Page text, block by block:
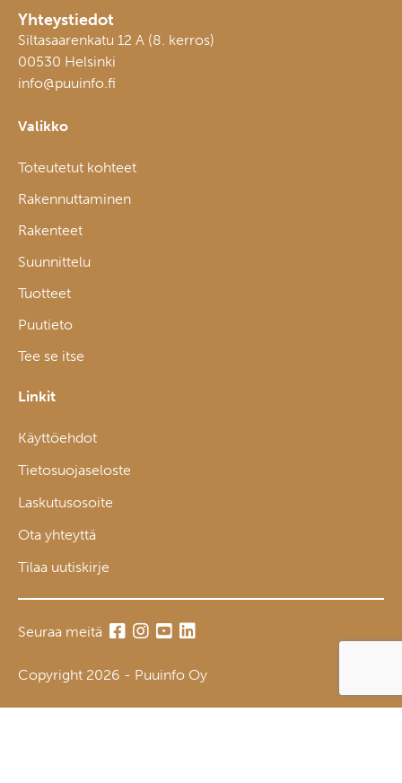
Yhteystiedot
Siltasaarenkatu 12 A (8. kerros)
00530 Helsinki
info@puuinfo.fi
Valikko
Toteutetut kohteet
Rakennuttaminen
Rakenteet
Suunnittelu
Tuotteet
Puutieto
Tee se itse
Linkit
Käyttöehdot
Tietosuojaseloste
Laskutusosoite
Ota yhteyttä
Tilaa uutiskirje
Seuraa meitä
Copyright 2026 - Puuinfo Oy